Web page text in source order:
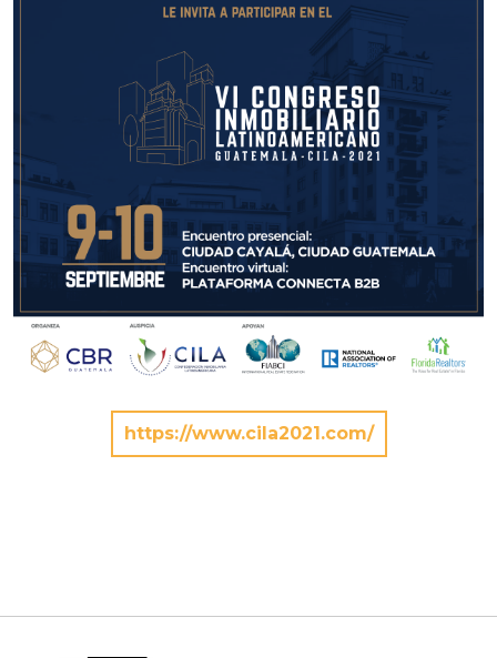
https://www.cila2021.com/